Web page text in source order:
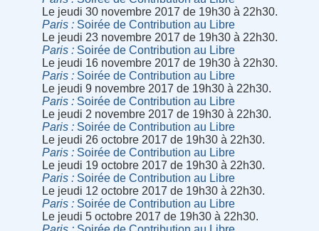
Le jeudi 30 novembre 2017 de 19h30 à 22h30.
Paris
Soirée de Contribution au Libre
Le jeudi 23 novembre 2017 de 19h30 à 22h30.
Paris
Soirée de Contribution au Libre
Le jeudi 16 novembre 2017 de 19h30 à 22h30.
Paris
Soirée de Contribution au Libre
Le jeudi 9 novembre 2017 de 19h30 à 22h30.
Paris
Soirée de Contribution au Libre
Le jeudi 2 novembre 2017 de 19h30 à 22h30.
Paris
Soirée de Contribution au Libre
Le jeudi 26 octobre 2017 de 19h30 à 22h30.
Paris
Soirée de Contribution au Libre
Le jeudi 19 octobre 2017 de 19h30 à 22h30.
Paris
Soirée de Contribution au Libre
Le jeudi 12 octobre 2017 de 19h30 à 22h30.
Paris
Soirée de Contribution au Libre
Le jeudi 5 octobre 2017 de 19h30 à 22h30.